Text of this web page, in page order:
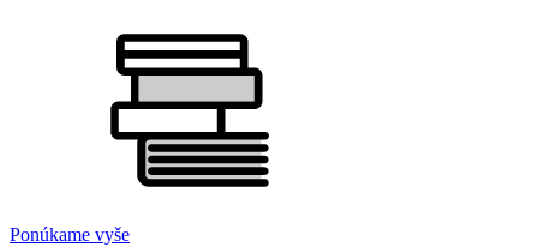
Ponúkame vyše